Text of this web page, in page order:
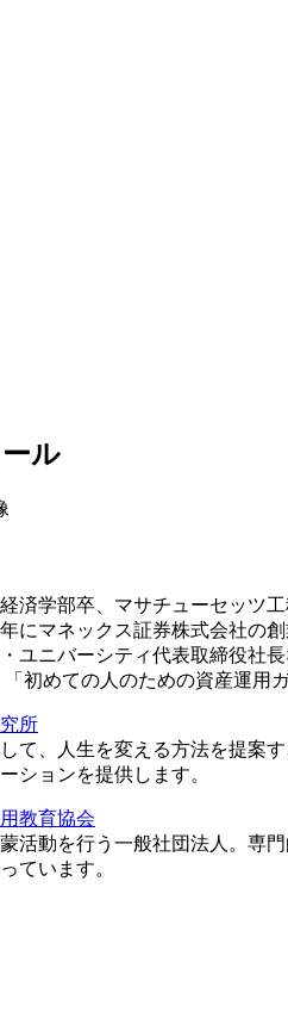
ル
済学部卒、マサチューセッツ
にマネックス証券株式会社の
ユニバーシティ代表取締役社
初めての人のための資産運用
所
て、人生を変える方法を提案
ションを提供します。
教育協会
活動を行う一般社団法人。専
ています。